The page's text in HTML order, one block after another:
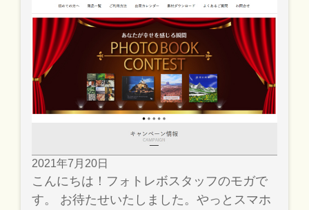
2021年7月20日
こんにちは！フォトレボスタッフのモガで
す。 お待たせいたしました。やっとスマホ